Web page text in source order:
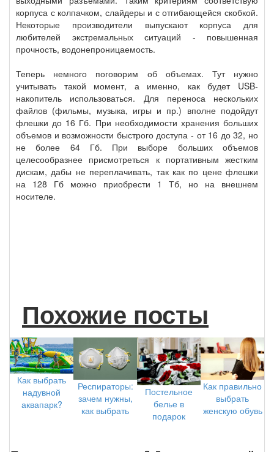
корпуса с колпачком, слайдеры и с отгибающейся скобкой.
Некоторые производители выпускают корпуса для
любителей экстремальных ситуаций - повышенная
прочность, водонепроницаемость.
Теперь немного поговорим об объемах. Тут нужно
учитывать такой момент, а именно, как будет USB-
накопитель использоваться. Для переноса нескольких
файлов (фильмы, музыка, игры и пр.) вполне подойдут
флешки до 16 Гб. При необходимости хранения больших
объемов и возможности быстрого доступа - от 16 до 32, но
не более 64 Гб. При выборе больших объемов
целесообразнее присмотреться к портативным жестким
дискам, дабы не переплачивать, так как по цене флешки
на 128 Гб можно приобрести 1 Тб, но на внешнем
носителе.
Похожие посты
Как выбрать
надувной
аквапарк?
Респираторы:
зачем нужны,
как выбрать
Постельное
белье в
подарок
Как правильно
выбрать
женскую обувь